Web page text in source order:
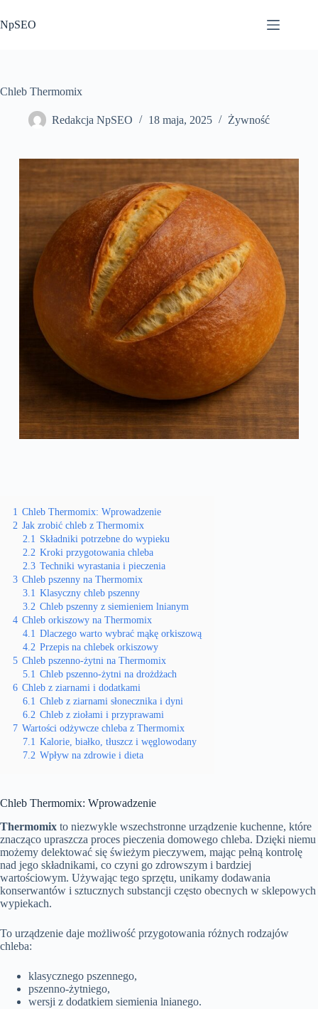
do
treści
NpSEO
Chleb Thermomix
Redakcja NpSEO 18 maja, 2025 Żywność
1 Chleb Thermomix: Wprowadzenie
2 Jak zrobić chleb z Thermomix
2.1 Składniki potrzebne do wypieku
2.2 Kroki przygotowania chleba
2.3 Techniki wyrastania i pieczenia
3 Chleb pszenny na Thermomix
3.1 Klasyczny chleb pszenny
3.2 Chleb pszenny z siemieniem lnianym
4 Chleb orkiszowy na Thermomix
4.1 Dlaczego warto wybrać mąkę orkiszową
4.2 Przepis na chlebek orkiszowy
5 Chleb pszenno-żytni na Thermomix
5.1 Chleb pszenno-żytni na drożdżach
6 Chleb z ziarnami i dodatkami
6.1 Chleb z ziarnami słonecznika i dyni
6.2 Chleb z ziołami i przyprawami
7 Wartości odżywcze chleba z Thermomix
7.1 Kalorie, białko, tłuszcz i węglowodany
7.2 Wpływ na zdrowie i dieta
Chleb Thermomix: Wprowadzenie
Thermomix to niezwykle wszechstronne urządzenie kuchenne, które
znacząco upraszcza proces pieczenia domowego chleba. Dzięki niemu
możemy delektować się świeżym pieczywem, mając pełną kontrolę
nad jego składnikami, co czyni go zdrowszym i bardziej
wartościowym. Używając tego sprzętu, unikamy dodawania
konserwantów i sztucznych substancji często obecnych w sklepowych
wypiekach.
To urządzenie daje możliwość przygotowania różnych rodzajów
chleba:
klasycznego pszennego,
pszenno-żytniego,
wersji z dodatkiem siemienia lnianego.